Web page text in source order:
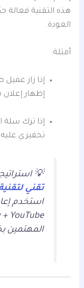
هذه التقنية فعالة
العودة.
أمثلة:
إذا زار
إظهار
إذا ترك سلة
تحفيزي
💡
تقني
المهتمين